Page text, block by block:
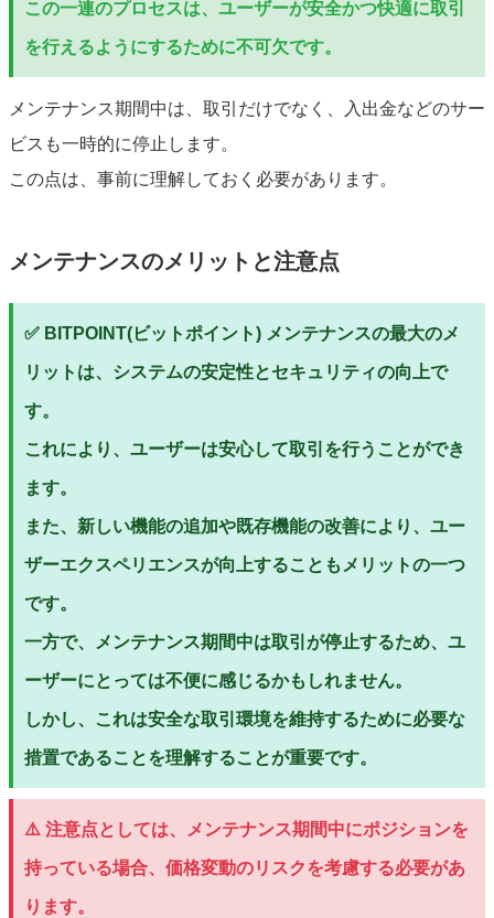
この一連のプロセスは、ユーザーが安全かつ快適に取引
を行えるようにするために不可欠です。
メンテナンス期間中は、取引だけでなく、入出金などのサー
ビスも一時的に停止します。
この点は、事前に理解しておく必要があります。
メンテナンスのメリットと注意点
✅ BITPOINT(ビットポイント) メンテナンスの最大のメ
リットは、システムの安定性とセキュリティの向上で
す。
これにより、ユーザーは安心して取引を行うことができ
ます。
また、新しい機能の追加や既存機能の改善により、ユー
ザーエクスペリエンスが向上することもメリットの一つ
です。
一方で、メンテナンス期間中は取引が停止するため、ユ
ーザーにとっては不便に感じるかもしれません。
しかし、これは安全な取引環境を維持するために必要な
措置であることを理解することが重要です。
⚠️ 注意点としては、メンテナンス期間中にポジションを
持っている場合、価格変動のリスクを考慮する必要があ
ります。